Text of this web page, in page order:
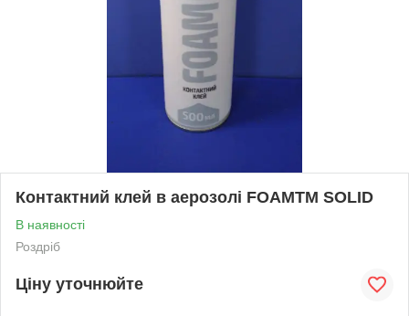
Контактний клей в аерозолі FOAMTM SOLID
В наявності
Роздріб
Ціну уточнюйте